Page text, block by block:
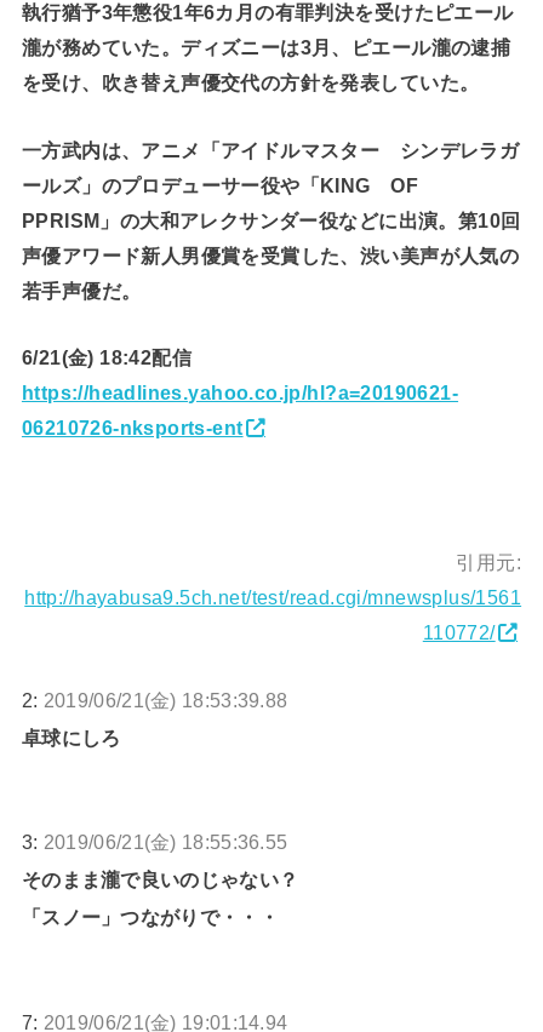
執行猶予3年懲役1年6カ月の有罪判決を受けたピエール
瀧が務めていた。ディズニーは3月、ピエール瀧の逮捕
を受け、吹き替え声優交代の方針を発表していた。
一方武内は、アニメ「アイドルマスター シンデレラガ
ールズ」のプロデューサー役や「KING OF
PPRISM」の大和アレクサンダー役などに出演。第10回
声優アワード新人男優賞を受賞した、渋い美声が人気の
若手声優だ。
6/21(金) 18:42配信
https://headlines.yahoo.co.jp/hl?a=20190621-
06210726-nksports-ent
引用元:
http://hayabusa9.5ch.net/test/read.cgi/mnewsplus/1561
110772/
2: 2019/06/21(金) 18:53:39.88
卓球にしろ
3: 2019/06/21(金) 18:55:36.55
そのまま瀧で良いのじゃない？
「スノー」つながりで・・・
7: 2019/06/21(金) 19:01:14.94